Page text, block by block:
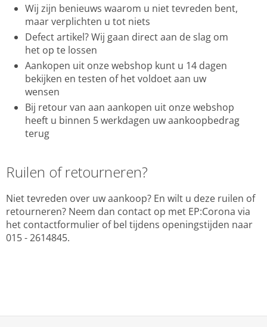
Wij zijn benieuws waarom u niet tevreden bent,
maar verplichten u tot niets
Defect artikel? Wij gaan direct aan de slag om
het op te lossen
Aankopen uit onze webshop kunt u 14 dagen
bekijken en testen of het voldoet aan uw
wensen
Bij retour van aan aankopen uit onze webshop
heeft u binnen 5 werkdagen uw aankoopbedrag
terug
Ruilen of retourneren?
Niet tevreden over uw aankoop? En wilt u deze ruilen of
retourneren? Neem dan contact op met EP:Corona via
het contactformulier of bel tijdens openingstijden naar
015 - 2614845.